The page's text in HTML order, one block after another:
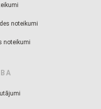
noteikumi
noteikumi